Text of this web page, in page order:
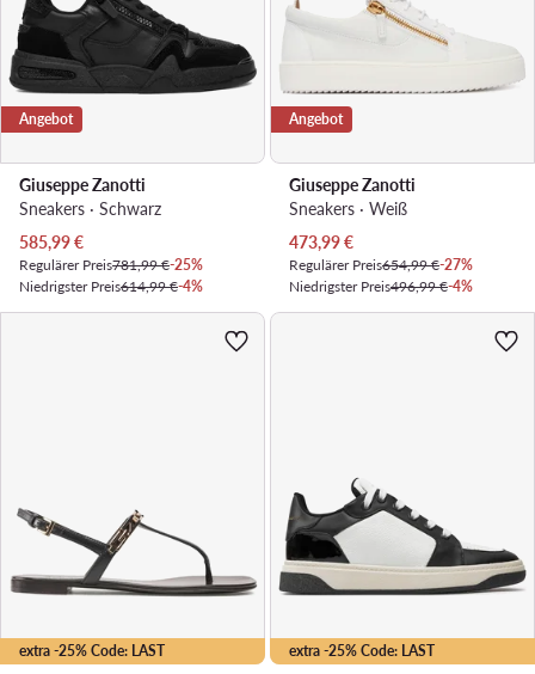
Angebot
Giuseppe Zanotti
Sneakers · Schwarz
Aktueller Preis
585,99€
Regulärer Preis781,99 €-25%
Niedrigster Preis614,99 €-4%
Angebot
Giuseppe Zanotti
Sneakers · Weiß
Aktueller Preis
473,99€
Regulärer Preis654,99 €-27%
Niedrigster Preis496,99 €-4%
extra -25% Code: LAST extra -25% Code: LAST